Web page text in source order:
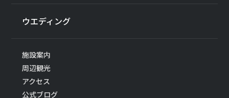
ウエディング
施設案内
周辺観光
アクセス
公式ブログ